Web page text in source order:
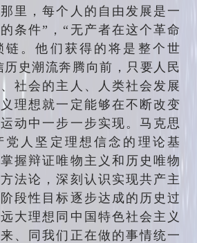
里，每个人的自由发展是一
条件”，“无产者在这个革命
链。他们获得的将是整个世
历史潮流奔腾向前，只要人民
社会的主人、人类社会发展
理想就一定能够在不断改变
动中一步一步实现。马克思
党人坚定理想信念的理论基
握辩证唯物主义和历史唯物
法论，深刻认识实现共产主
段性目标逐步达成的历史过
大理想同中国特色社会主义
、同我们正在做的事情统一